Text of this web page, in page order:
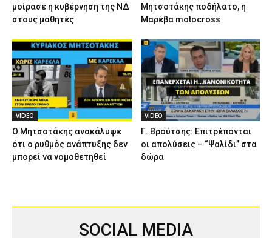
μοίρασε η κυβέρνηση της ΝΔ
στους μαθητές
Μητσοτάκης ποδήλατο, η
Μαρέβα motocross
VIDEO
Ο Μητσοτάκης ανακάλυψε
ότι ο ρυθμός ανάπτυξης δεν
μπορεί να νομοθετηθεί
VIDEO
Γ. Βρούτσης: Επιτρέπονται
οι απολύσεις – “Ψαλίδι” στα
δώρα
SOCIAL MEDIA